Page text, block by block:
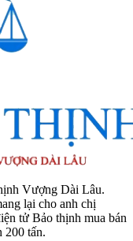
Vượng Dài Lâu.
lại cho anh chị
tử Bảo thịnh mua bán
200 tấn.